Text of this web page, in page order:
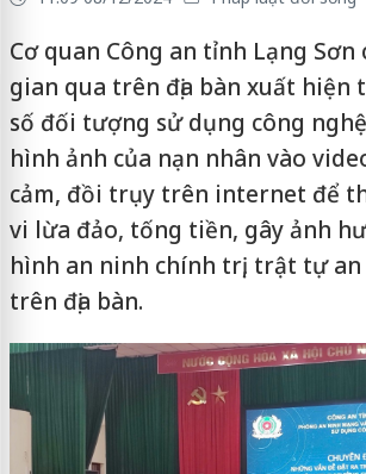
Cơ quan Công an tỉnh Lạng
gian qua trên địa bàn xuất hiện
số đối tượng sử dụng công
hình ảnh của nạn nhân vào
cảm, đồi trụy trên internet để
vi lừa đảo, tống tiền, gây ảnh
hình an ninh chính trị, trật tự
trên địa bàn.